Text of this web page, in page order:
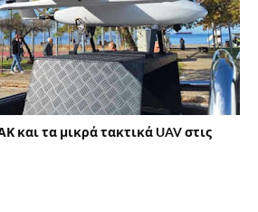
και τα μικρά τακτικά UAV στις